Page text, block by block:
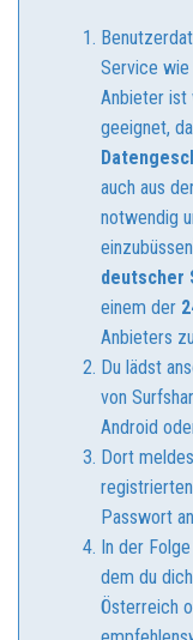
Service wie
Anbieter ist
geeignet,
auch aus
notwendig
deutscher
einem der
Anbieters
Du lädst
von
Android
Dort
Passwort
In der
dem du
Österreich